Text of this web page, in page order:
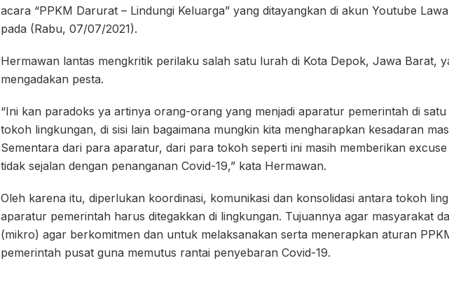
acara “PPKM Darurat – Lindungi Keluarga” yang ditayangkan di akun Youtube
pada (Rabu, 07/07/2021).
Hermawan lantas mengkritik perilaku salah satu lurah di Kota Depok, Jawa Barat,
mengadakan pesta.
“Ini kan paradoks ya artinya orang-orang yang menjadi aparatur pemerintah di satu
tokoh lingkungan, di sisi lain bagaimana mungkin kita mengharapkan kesadaran
Sementara dari para aparatur, dari para tokoh seperti ini masih memberikan
tidak sejalan dengan penanganan Covid-19,” kata Hermawan.
Oleh karena itu, diperlukan koordinasi, komunikasi dan konsolidasi antara tokoh
aparatur pemerintah harus ditegakkan di lingkungan. Tujuannya agar masyarakat
(mikro) agar berkomitmen dan untuk melaksanakan serta menerapkan aturan
pemerintah pusat guna memutus rantai penyebaran Covid-19.